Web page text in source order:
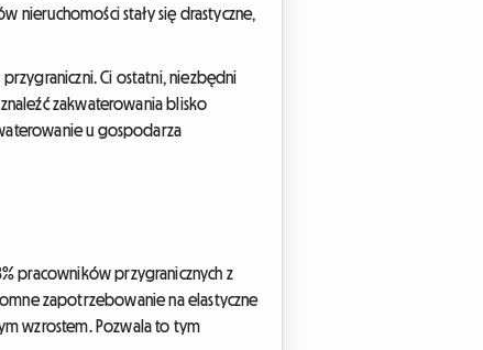
nieruchomości stały się drastyczne,
Ci ostatni, niezbędni
zakwaterowania blisko
u gospodarza
pracowników przygranicznych z
zapotrzebowanie na elastyczne
wzrostem. Pozwala to tym